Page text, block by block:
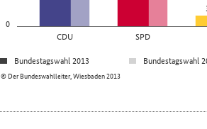
0
CDU SPD
© Der Bundeswahlleiter, Wiesbaden 2013
Bundestagswahl 2013
Bundestagswahl